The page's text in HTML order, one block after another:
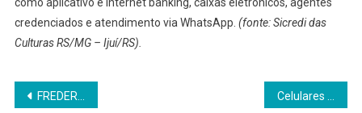
como aplicativo e internet banking, caixas eletrônicos, agentes
credenciados e atendimento via WhatsApp. (fonte: Sicredi das
Culturas RS/MG – Ijuí/RS).
Navegação
FREDERICO WESTPHALEN: Acusado de torturar e matar a esposa é preso em Santa Catarina Celulares em escolas: secretarias de Educação têm até março para adaptação à lei que restringe uso